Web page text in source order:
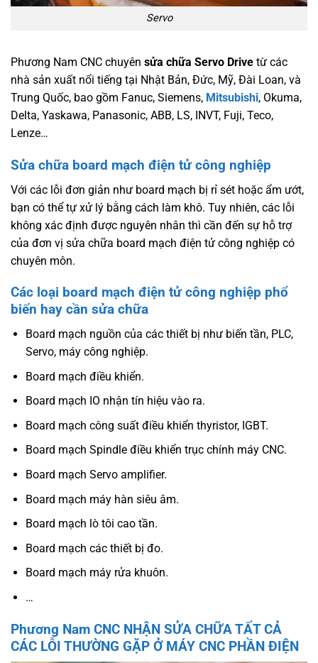
Servo
Phương Nam CNC chuyên sửa chữa Servo Drive từ các
nhà sản xuất nổi tiếng tại Nhật Bản, Đức, Mỹ, Đài Loan, và
Trung Quốc, bao gồm Fanuc, Siemens, Mitsubishi, Okuma,
Delta, Yaskawa, Panasonic, ABB, LS, INVT, Fuji, Teco,
Lenze…
Sửa chữa board mạch điện tử công nghiệp
Với các lỗi đơn giản như board mạch bị rỉ sét hoặc ẩm ướt,
bạn có thể tự xử lý bằng cách làm khô. Tuy nhiên, các lỗi
không xác định được nguyên nhân thì cần đến sự hỗ trợ
của đơn vị sửa chữa board mạch điện tử công nghiệp có
chuyên môn.
Các loại board mạch điện tử công nghiệp phổ
biến hay cần sửa chữa
Board mạch nguồn của các thiết bị như biến tần, PLC,
Servo, máy công nghiệp.
Board mạch điều khiển.
Board mạch IO nhận tín hiệu vào ra.
Board mạch công suất điều khiển thyristor, IGBT.
Board mạch Spindle điều khiển trục chính máy CNC.
Board mạch Servo amplifier.
Board mạch máy hàn siêu âm.
Board mạch lò tôi cao tần.
Board mạch các thiết bị đo.
Board mạch máy rửa khuôn.
…
Phương Nam CNC NHẬN SỬA CHỮA TẤT CẢ
CÁC LỖI THƯỜNG GẶP Ở MÁY CNC PHẦN ĐIỆN